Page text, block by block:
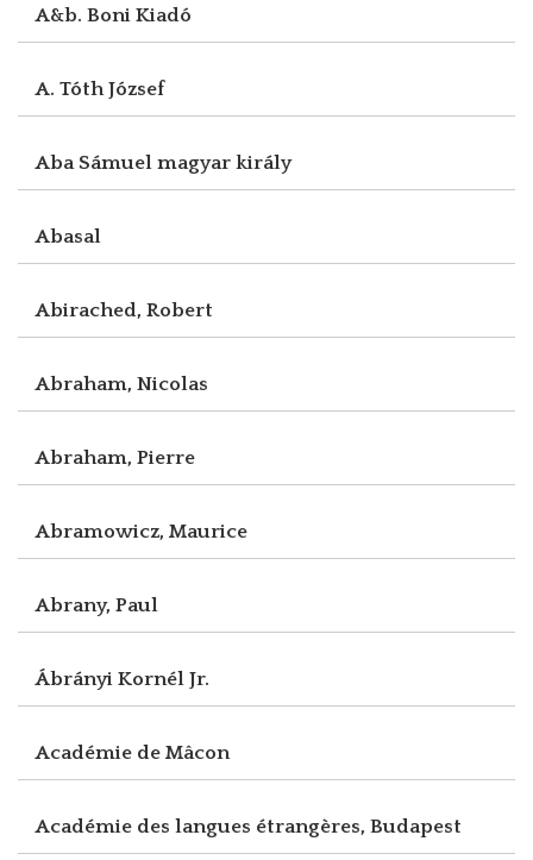
A&b. Boni Kiadó
A. Tóth József
Aba Sámuel magyar király
Abasal
Abirached, Robert
Abraham, Nicolas
Abraham, Pierre
Abramowicz, Maurice
Abrany, Paul
Ábrányi Kornél Jr.
Académie de Mâcon
Académie des langues étrangères, Budapest